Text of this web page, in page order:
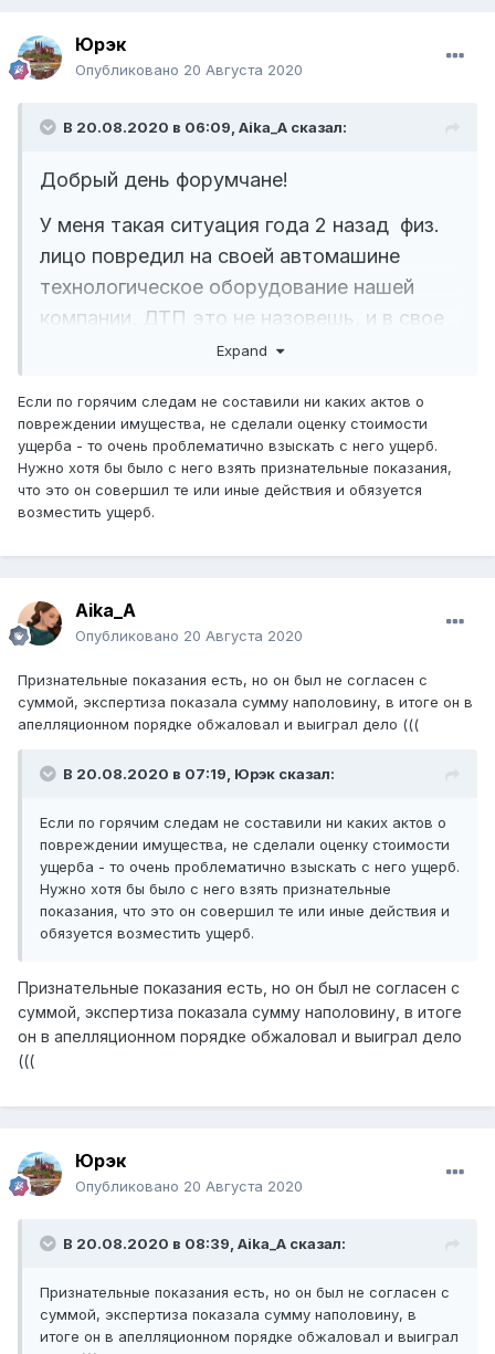
Юрэк
Опубликовано 20 Августа 2020
В 20.08.2020 в 06:09, Aika_A сказал:
Добрый день форумчане!
У меня такая ситуация года 2 назад физ.
лицо повредил на своей автомашине
технологическое оборудование нашей
компании, ДТП это не назовешь, и в свое
время полиция не вызывалась...
Судились судились в итоге проиграли на
апелляционке, из за
отсутствии доказательств.
Можно ли его как то по другому наказать
Expand
Если по горячим следам не составили ни каких актов о
повреждении имущества, не сделали оценку стоимости
ущерба - то очень проблематично взыскать с него ущерб.
Нужно хотя бы было с него взять признательные показания,
что это он совершил те или иные действия и обязуется
возместить ущерб.
Aika_A
Опубликовано 20 Августа 2020
Признательные показания есть, но он был не согласен с
суммой, экспертиза показала сумму наполовину, в итоге он в
апелляционном порядке обжаловал и выиграл дело (((
В 20.08.2020 в 07:19, Юрэк сказал:
Если по горячим следам не составили ни каких актов о
повреждении имущества, не сделали оценку стоимости
ущерба - то очень проблематично взыскать с него ущерб.
Нужно хотя бы было с него взять признательные
показания, что это он совершил те или иные действия и
обязуется возместить ущерб.
Признательные показания есть, но он был не согласен с
суммой, экспертиза показала сумму наполовину, в итоге
он в апелляционном порядке обжаловал и выиграл дело
(((
Юрэк
Опубликовано 20 Августа 2020
В 20.08.2020 в 08:39, Aika_A сказал:
Признательные показания есть, но он был не согласен с
суммой, экспертиза показала сумму наполовину, в
итоге он в апелляционном порядке обжаловал и выиграл